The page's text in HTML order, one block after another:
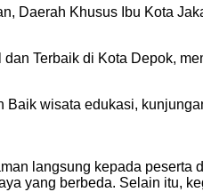
Daerah Khusus Ibu Kota
Terbaik di Kota Depok,
wisata edukasi,
langsung kepada peserta
yang berbeda. Selain itu,